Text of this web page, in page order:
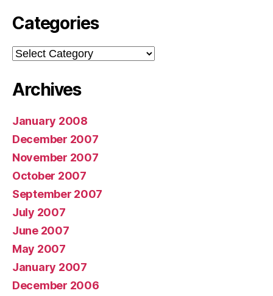
Categories
Categories
Archives
January 2008
December 2007
November 2007
October 2007
September 2007
July 2007
June 2007
May 2007
January 2007
December 2006